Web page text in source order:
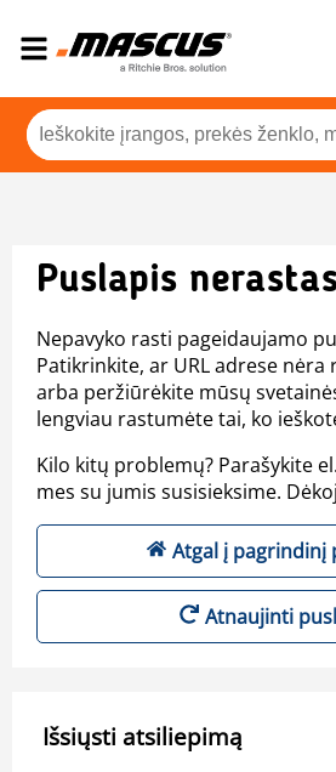
Puslapis
Nepavyko rasti pageidaujamo
Patikrinkite, ar URL adrese nėra
arba peržiūrėkite mūsų
lengviau rastumėte tai, ko
Kilo kitų problemų? Parašykite
mes su jumis susisieksime.
Atgal į pagrindinį
Atnaujinti
Išsiųsti atsiliepimą